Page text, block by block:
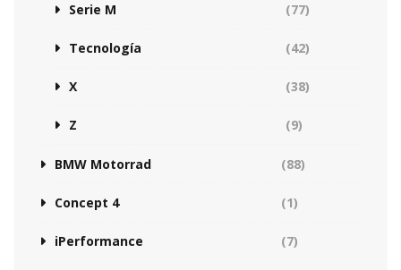
Serie M (77)
Tecnología (42)
X (38)
Z (9)
BMW Motorrad (88)
Concept 4 (1)
iPerformance (7)